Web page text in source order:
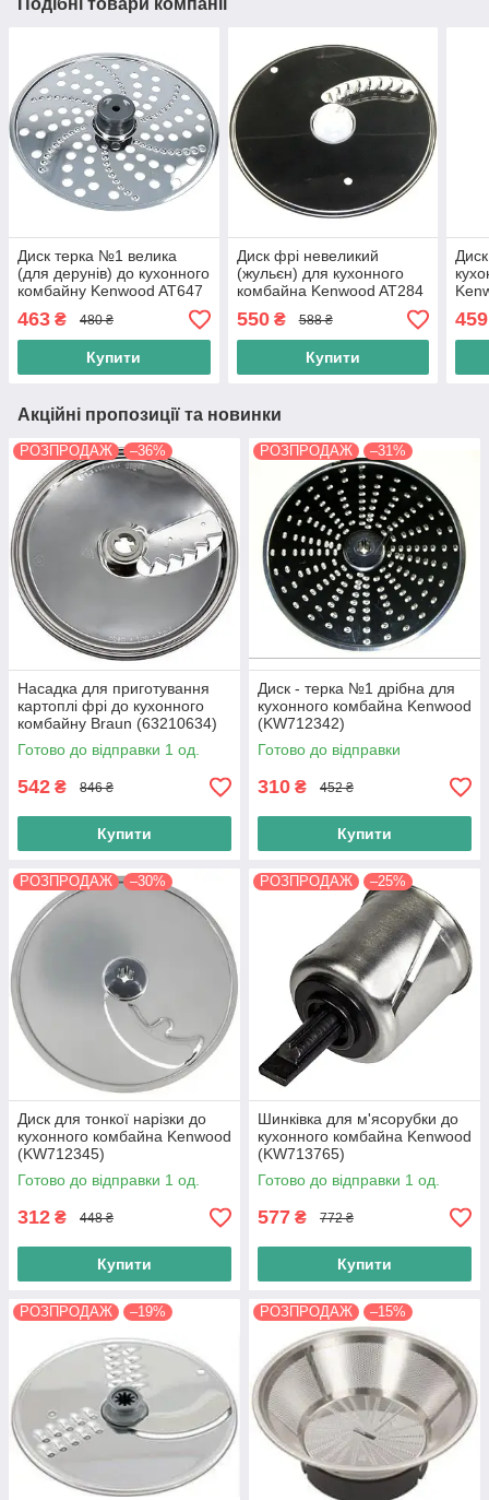
Диск терка №1 велика
(для дерунів) до кухонного
комбайну Kenwood AT647
(KW715906)
463 ₴ 480 ₴
Купити
Диск фрі невеликий
(жульєн) для кухонного
комбайна Kenwood AT284
(KW663890)
550₴ 588 ₴
Купити
459
Акційні пропозиції та новинки
РОЗПРОДАЖ –36%
Насадка для приготування
картоплі фрі до кухонного
комбайну Braun (63210634)
Готово до відправки 1 од.
542 ₴ 846 ₴
Купити
РОЗПРОДАЖ –31%
Диск - терка №1 дрібна для
кухонного комбайна Kenwood
(KW712342)
Готово до відправки
310 ₴ 452 ₴
Купити
РОЗПРОДАЖ –30%
Диск для тонкої нарізки до
кухонного комбайна Kenwood
(KW712345)
Готово до відправки 1 од.
312 ₴ 448 ₴
Купити
РОЗПРОДАЖ –25%
Шинківка для м'ясорубки до
кухонного комбайна Kenwood
(KW713765)
Готово до відправки 1 од.
577 ₴ 772 ₴
Купити
РОЗПРОДАЖ –19% РОЗПРОДАЖ –15%